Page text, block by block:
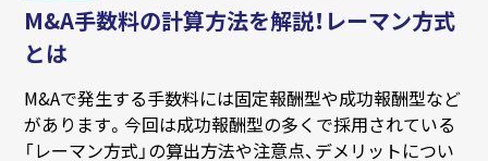
M&A手数料の計算方法を解説！レーマン方式
とは
M&Aで発生する手数料には固定報酬型や成功報酬型など
があります。今回は成功報酬型の多くで採用されている
「レーマン方式」の算出方法や注意点、デメリットについ